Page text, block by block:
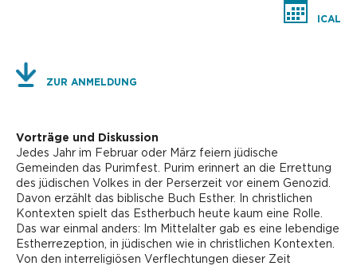
ICAL
ZUR ANMELDUNG
Vorträge und Diskussion
Jedes Jahr im Februar oder März feiern jüdische
Gemeinden das Purimfest. Purim erinnert an die Errettung
des jüdischen Volkes in der Perserzeit vor einem Genozid.
Davon erzählt das biblische Buch Esther. In christlichen
Kontexten spielt das Estherbuch heute kaum eine Rolle.
Das war einmal anders: Im Mittelalter gab es eine lebendige
Estherrezeption, in jüdischen wie in christlichen Kontexten.
Von den interreligiösen Verflechtungen dieser Zeit